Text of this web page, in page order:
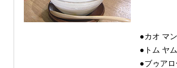
●カオ マ
●トム ヤ
●ブゥア